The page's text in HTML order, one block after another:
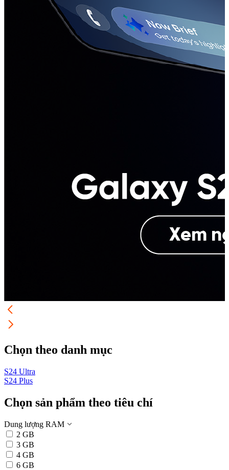
Chọn theo danh mục
S24 Ultra
S24 Plus
Chọn sản phẩm theo tiêu chí
Dung lượng RAM
2 GB
3 GB
4 GB
6 GB